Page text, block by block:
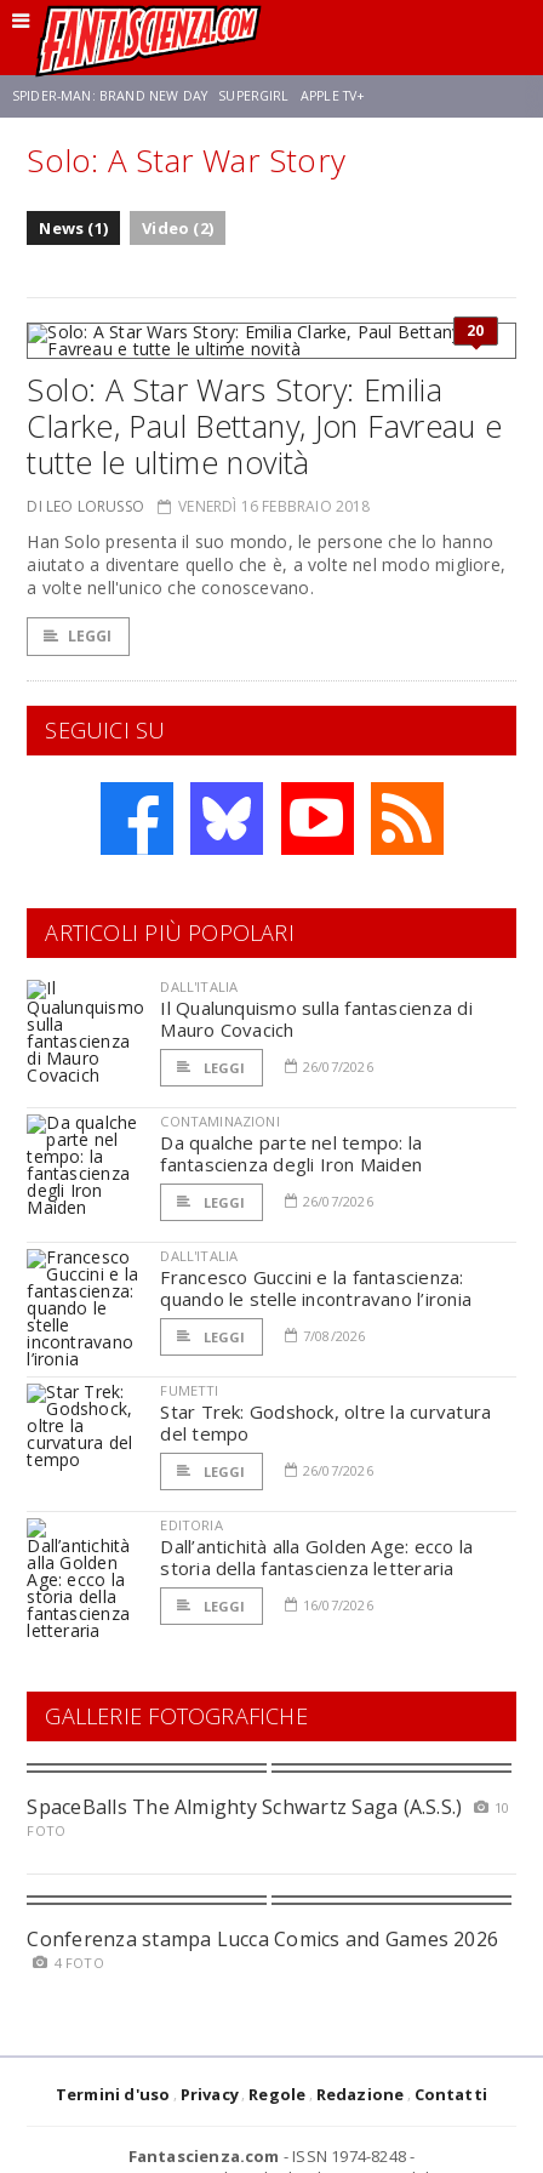
SPIDER-MAN: BRAND NEW DAY SUPERGIRL APPLE TV+
FRANCO RICCIARDIELLO ZENDAYA STAR TREK AVENGERS: DOOMSDAY
Solo: A Star War Story
News (1) Video (2)
20
Solo: A Star Wars Story: Emilia
Clarke, Paul Bettany, Jon Favreau e
tutte le ultime novità
DI LEO LORUSSO VENERDÌ 16 FEBBRAIO 2018
Han Solo presenta il suo mondo, le persone che lo hanno
aiutato a diventare quello che è, a volte nel modo migliore,
a volte nell'unico che conoscevano.
LEGGI
SEGUICI SU
ARTICOLI PIÙ POPOLARI
DALL'ITALIA
Il Qualunquismo sulla fantascienza di
Mauro Covacich
LEGGI 26/07/2026
CONTAMINAZIONI
Da qualche parte nel tempo: la
fantascienza degli Iron Maiden
LEGGI 26/07/2026
DALL'ITALIA
Francesco Guccini e la fantascienza:
quando le stelle incontravano l’ironia
LEGGI 7/08/2026
FUMETTI
Star Trek: Godshock, oltre la curvatura
del tempo
LEGGI 26/07/2026
EDITORIA
Dall’antichità alla Golden Age: ecco la
storia della fantascienza letteraria
LEGGI 16/07/2026
GALLERIE FOTOGRAFICHE
SpaceBalls The Almighty Schwartz Saga (A.S.S.)
10
FOTO
Conferenza stampa Lucca Comics and Games 2026
4 FOTO
Termini d'uso Privacy Regole Redazione Contatti
Fantascienza.com - ISSN 1974-8248 -